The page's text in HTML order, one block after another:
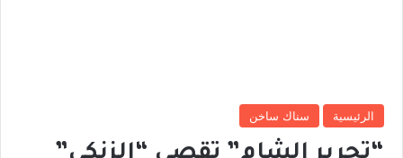
الرئيسية سناك ساخن